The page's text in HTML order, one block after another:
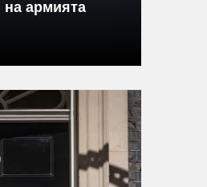
армията